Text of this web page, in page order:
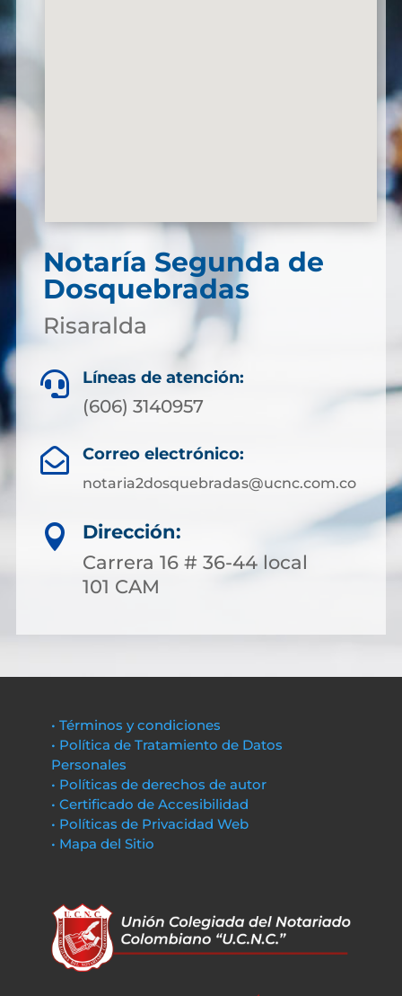
Notaría Segunda de
Dosquebradas
Risaralda
 Líneas de atención:
(606) 3140957
 Correo electrónico:
notaria2dosquebradas@ucnc.com.co

Dirección:
Carrera 16 # 36-44 local
101 CAM
• Términos y condiciones
• Política de Tratamiento de Datos
Personales
• Políticas de derechos de autor
• Certificado de Accesibilidad
• Políticas de Privacidad Web
• Mapa del Sitio